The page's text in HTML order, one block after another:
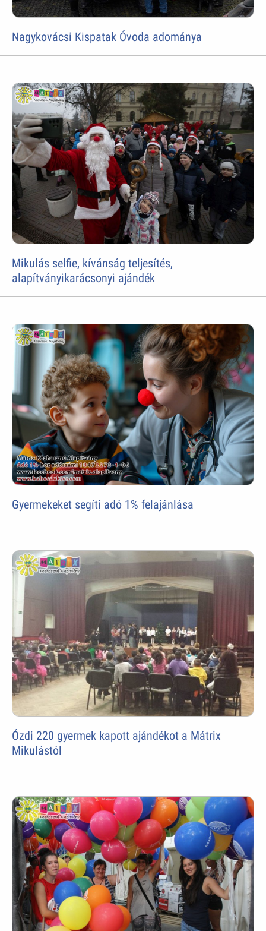
Nagykovácsi Kispatak Óvoda adománya
Mikulás selfie, kívánság teljesítés,
alapítványikarácsonyi ajándék
Gyermekeket segíti adó 1% felajánlása
Ózdi 220 gyermek kapott ajándékot a Mátrix
Mikulástól